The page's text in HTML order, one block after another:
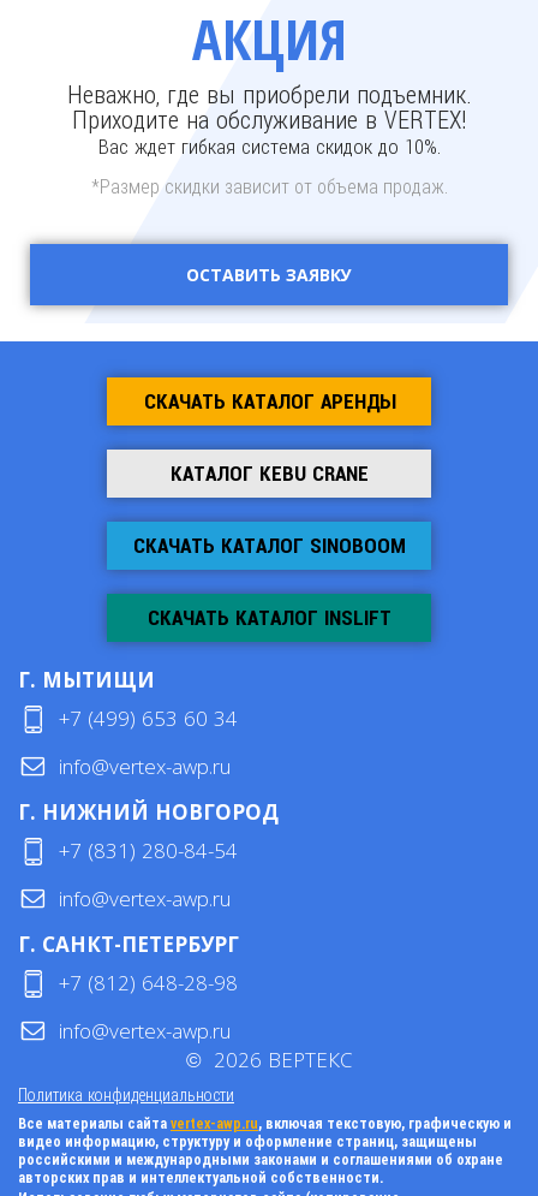
АКЦИЯ
Неважно, где вы приобрели подъемник.
Приходите на обслуживание в VERTEX!
Вас ждет гибкая система скидок до 10%.
*Размер скидки зависит от объема продаж.
ОСТАВИТЬ ЗАЯВКУ
СКАЧАТЬ КАТАЛОГ АРЕНДЫ
КАТАЛОГ KEBU CRANE
СКАЧАТЬ КАТАЛОГ SINOBOOM
СКАЧАТЬ КАТАЛОГ INSLIFT
Г. МЫТИЩИ
+7 (499) 653 60 34
info@vertex-awp.ru
Г. НИЖНИЙ НОВГОРОД
+7 (831) 280-84-54
info@vertex-awp.ru
Г. САНКТ-ПЕТЕРБУРГ
+7 (812) 648-28-98
info@vertex-awp.ru
Политика конфиденциальности
© 2026 ВЕРТЕКС
Все материалы сайта vertex-awp.ru, включая текстовую, графическую и
видео информацию, структуру и оформление страниц, защищены
российскими и международными законами и соглашениями об охране
авторских прав и интеллектуальной собственности.